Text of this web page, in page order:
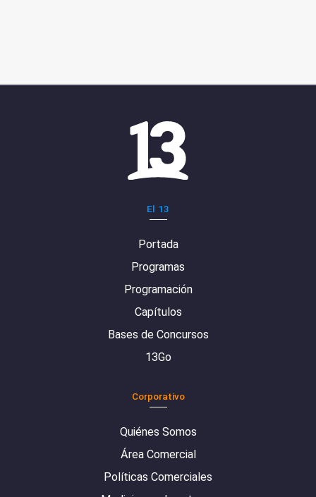
El 13
Portada
Programas
Programación
Capítulos
Bases de Concursos
13Go
Corporativo
Quiénes Somos
Área Comercial
Políticas Comerciales